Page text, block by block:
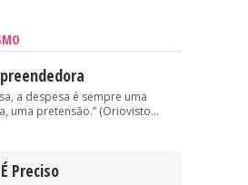
a despesa é sempre uma
uma pretensão.” (Oriovisto...
Preciso